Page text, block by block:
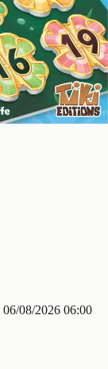
06/08/2026 06:00